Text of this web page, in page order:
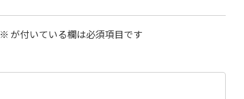
※ が付いている欄は必須項目です